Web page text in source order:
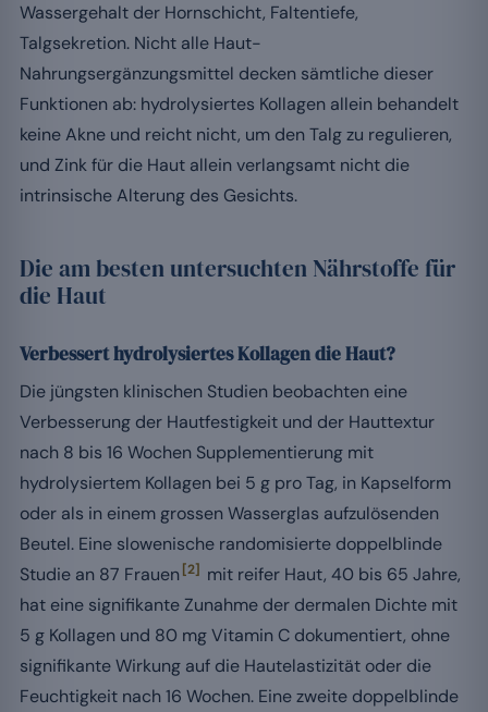
Wassergehalt der Hornschicht, Faltentiefe,
Talgsekretion. Nicht alle Haut-
Nahrungsergänzungsmittel decken sämtliche dieser
Funktionen ab: hydrolysiertes Kollagen allein behandelt
keine Akne und reicht nicht, um den Talg zu regulieren,
und Zink für die Haut allein verlangsamt nicht die
intrinsische Alterung des Gesichts.
Die am besten untersuchten Nährstoffe für
die Haut
Verbessert hydrolysiertes Kollagen die Haut?
Die jüngsten klinischen Studien beobachten eine
Verbesserung der Hautfestigkeit und der Hauttextur
nach 8 bis 16 Wochen Supplementierung mit
hydrolysiertem Kollagen bei 5 g pro Tag, in Kapselform
oder als in einem grossen Wasserglas aufzulösenden
Beutel. Eine slowenische randomisierte doppelblinde
Studie an 87 Frauen [2]
mit reifer Haut, 40 bis 65 Jahre,
hat eine signifikante Zunahme der dermalen Dichte mit
5 g Kollagen und 80 mg Vitamin C dokumentiert, ohne
signifikante Wirkung auf die Hautelastizität oder die
Feuchtigkeit nach 16 Wochen. Eine zweite doppelblinde